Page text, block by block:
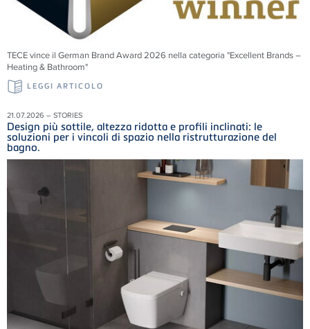
TECE vince il German Brand Award 2026 nella categoria "Excellent Brands –
Heating & Bathroom"
LEGGI ARTICOLO
21.07.2026 – STORIES
Design più sottile, altezza ridotta e profili inclinati: le
soluzioni per i vincoli di spazio nella ristrutturazione del
bagno.